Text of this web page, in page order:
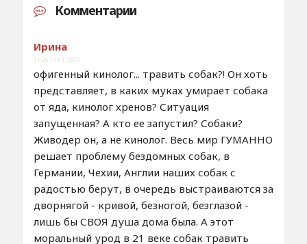
Комментарии
Ирина
11:26 / 10.1.2022
офигенный кинолог... травить собак?! Он хоть
представляет, в каких муках умирает собака
от яда, кинолог хренов? Ситуация
запущенная? А кто ее запустил? Собаки?
Живодер он, а не кинолог. Весь мир ГУМАННО
решает проблему бездомных собак, в
Германии, Чехии, Англии наших собак с
радостью берут, в очередь выстраиваются за
дворнягой - кривой, безногой, безглазой -
лишь бы СВОЯ душа дома была. А этот
моральный урод в 21 веке собак травить